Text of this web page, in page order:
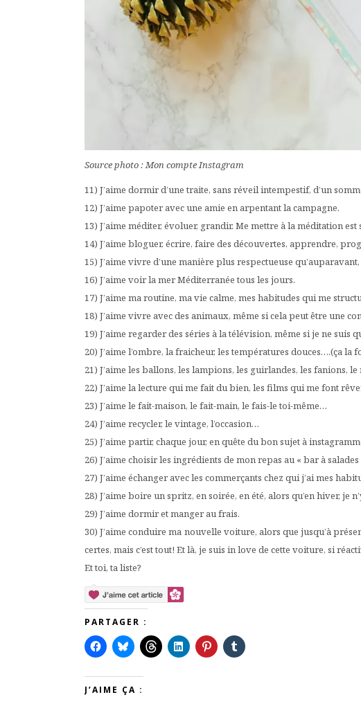
Source photo : Mon compte Instagram
11) J’aime dormir d’une traite, sans réveil intempestif, d’un
12) J’aime papoter avec une amie en arpentant la campagne.
13) J’aime méditer, évoluer, grandir. Me mettre à la méditation
14) J’aime bloguer, écrire, faire des découvertes, apprendre,
15) J’aime vivre d’une manière plus respectueuse
16) J’aime voir la mer Méditerranée tous les jours.
17) J’aime ma routine, ma vie calme, mes habitudes qui me
18) J’aime vivre avec des animaux, même si cela peut être une
19) J’aime regarder des séries à la télévision, même si je ne suis
20) J’aime l’ombre, la fraicheur, les températures douces….(ça la
21) J’aime les ballons, les lampions, les guirlandes, les fanions,
22) J’aime la lecture qui me fait du bien, les films qui me font
23) J’aime le fait-maison, le fait-main, le fais-le toi-même…
24) J’aime recycler, le vintage, l’occasion…
25) J’aime partir, chaque jour, en quête du bon sujet à
26) J’aime choisir les ingrédients de mon repas au « bar à salades
27) J’aime échanger avec les commerçants chez qui j’ai mes
28) J’aime boire un spritz, en soirée, en été, alors qu’en hiver, je
29) J’aime dormir et manger au frais.
30) J’aime conduire ma nouvelle voiture, alors que jusqu’à
certes, mais c’est tout! Et là, je suis in love de cette voiture, si
Et toi, ta liste?
PARTAGER :
J’AIME ÇA :